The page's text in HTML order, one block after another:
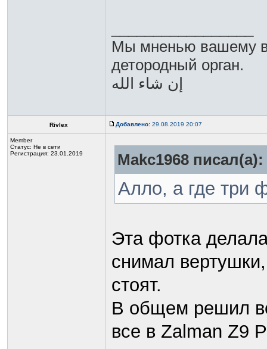
Мы мненью вашему
детородный орган.
Rivlex Добавлено: 29.08.2019 20:07
Member
Статус: Не в сети
Регистрация: 23.01.2019
Makc1968 писал(а):
Алло, а где три
Эта фотка
снимал
стоят.
В общем решил
все в Zalman Z9